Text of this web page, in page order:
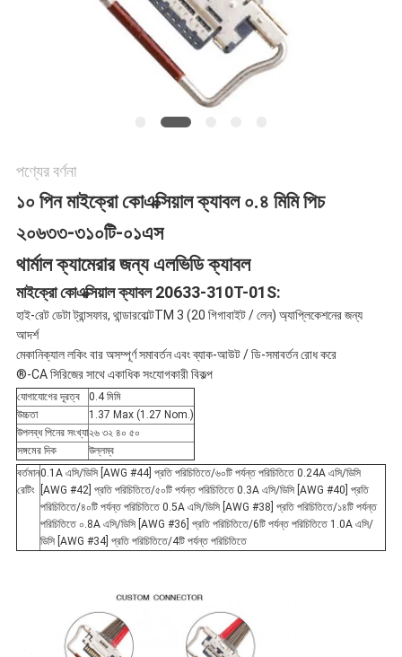
গোপনীয়তা
নীতি
পণ্যের বর্ণনা
১০ পিন মাইক্রো কোএক্সিয়াল ক্যাবল ০.৪ মিমি পিচ
২০৬৩৩-৩১০টি-০১এস
থার্মাল ক্যামেরার জন্য এলভিডি ক্যাবল
মাইক্রো কোএক্সিয়াল ক্যাবল 20633-310T-01S:
হাই-রেট ডেটা ট্রান্সফার, থান্ডারবোল্টTM 3 (20 গিগাবাইট / লেন) অ্যাপ্লিকেশনের জন্য
আদর্শ
মেকানিক্যাল লকিং বার অসম্পূর্ণ সমাবর্তন এবং ব্যাক-আউট / ডি-সমাবর্তন রোধ করে
®-CA সিরিজের সাথে একাধিক সংযোগকারী বিকল্প
যোগাযোগের দূরত্ব
0.4 মিমি
উচ্চতা
1.37 Max (1.27 Nom.)
উপলব্ধ পিনের সংখ্যা২৬ ৩২ ৪০ ৫০
সঙ্গমের দিক
উল্লম্ব
বর্তমান
রেটিং
0.1A এসি/ডিসি [AWG #44] প্রতি পরিচিতিতে/৬০টি পর্যন্ত পরিচিতিতে 0.24A এসি/ডিসি
[AWG #42] প্রতি পরিচিতিতে/৫০টি পর্যন্ত পরিচিতিতে 0.3A এসি/ডিসি [AWG #40] প্রতি
পরিচিতিতে/৪০টি পর্যন্ত পরিচিতিতে 0.5A এসি/ডিসি [AWG #38] প্রতি পরিচিতিতে/১৪টি পর্যন্ত
পরিচিতিতে ০.8A এসি/ডিসি [AWG #36] প্রতি পরিচিতিতে/6টি পর্যন্ত পরিচিতিতে 1.0A এসি/
ডিসি [AWG #34] প্রতি পরিচিতিতে/4টি পর্যন্ত পরিচিতিতে